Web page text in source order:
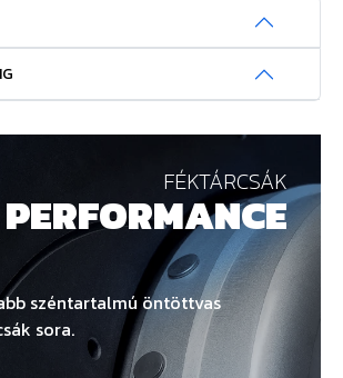
FÉKTÁRCSÁK
széntartalmú öntöttvas
sora.